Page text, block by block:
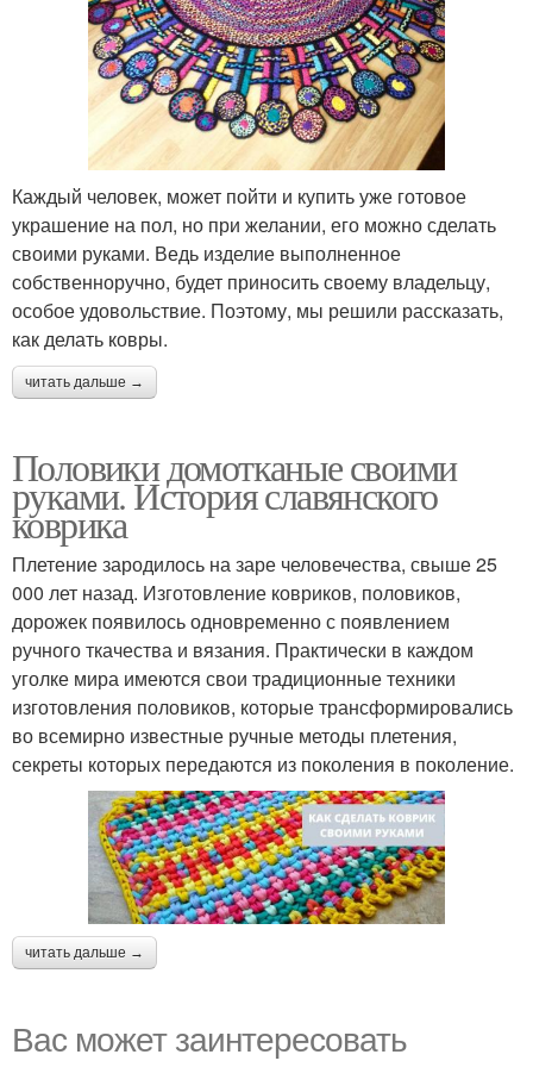
Каждый человек, может пойти и купить уже готовое
украшение на пол, но при желании, его можно сделать
своими руками. Ведь изделие выполненное
собственноручно, будет приносить своему владельцу,
особое удовольствие. Поэтому, мы решили рассказать,
как делать ковры.
читать дальше →
Половики домотканые своими
руками. История славянского
коврика
Плетение зародилось на заре человечества, свыше 25
000 лет назад. Изготовление ковриков, половиков,
дорожек появилось одновременно с появлением
ручного ткачества и вязания. Практически в каждом
уголке мира имеются свои традиционные техники
изготовления половиков, которые трансформировались
во всемирно известные ручные методы плетения,
секреты которых передаются из поколения в поколение.
читать дальше →
Вас может заинтересовать